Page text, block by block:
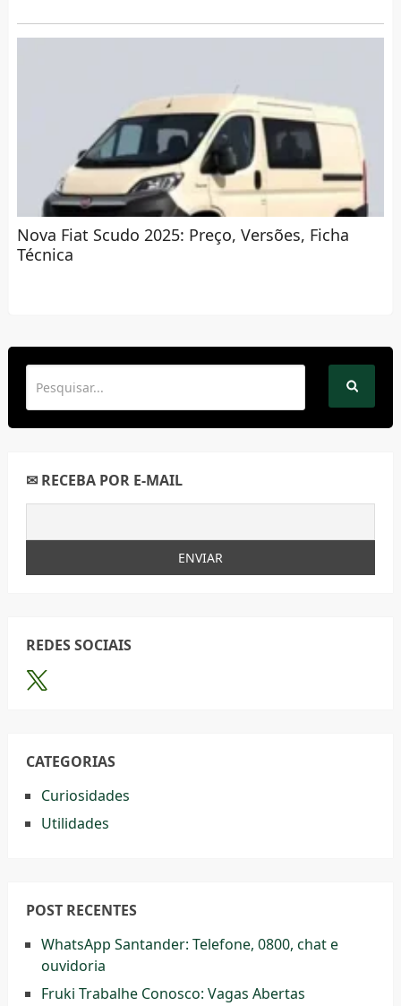
Nova Fiat Scudo 2025: Preço, Versões, Ficha
Técnica
✉ RECEBA POR E-MAIL
REDES SOCIAIS
CATEGORIAS
Curiosidades
Utilidades
POST RECENTES
WhatsApp Santander: Telefone, 0800, chat e
ouvidoria
Fruki Trabalhe Conosco: Vagas Abertas